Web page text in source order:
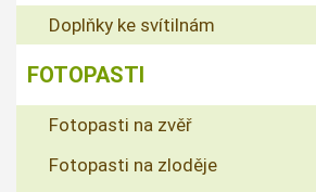
Doplňky ke svítilnám
FOTOPASTI
Fotopasti na zvěř
Fotopasti na zloděje